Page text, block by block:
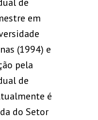
em
(1994) e
pela
de
é
do Setor